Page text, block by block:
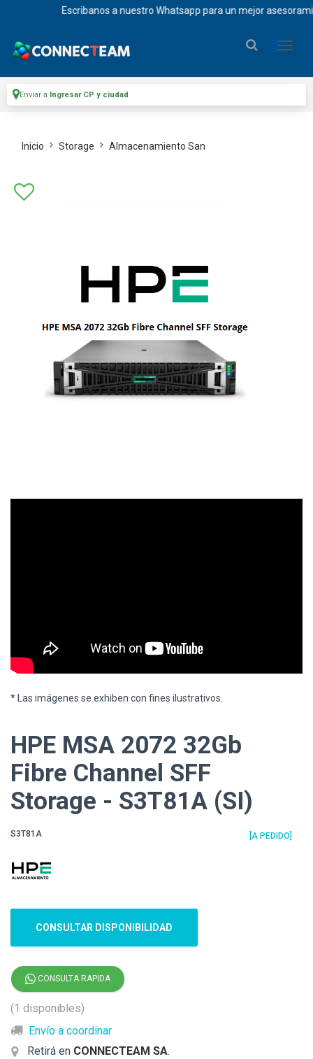
Escribanos a nuestro Whatsapp para un mejor
Enviar a Ingresar CP y ciudad
Inicio Storage Almacenamiento San
* Las imágenes se exhiben con fines ilustrativos.
HPE MSA 2072 32Gb
Fibre Channel SFF
Storage - S3T81A (SI)
S3T81A [A PEDIDO]
CONSULTAR DISPONIBILIDAD
CONSULTA RAPIDA
(1 disponibles)
Envío a coordinar
Retirá en CONNECTEAM SA.